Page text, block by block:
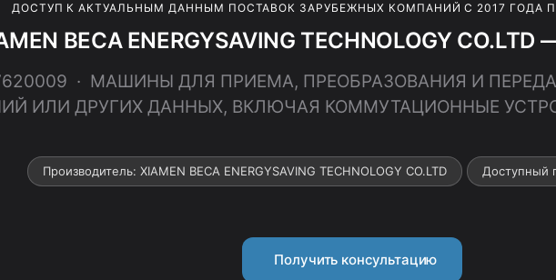
ДОСТУП К АКТУАЛЬНЫМ ДАННЫМ ПОСТАВОК ЗАРУБЕЖНЫХ КОМПАНИЙ С 2017 ГОДА
BECA ENERGYSAVING TECHNOLOGY
· МАШИНЫ ДЛЯ ПРИЕМА, ПРЕОБРАЗОВАНИЯ И
ИЛИ ДРУГИХ ДАННЫХ, ВКЛЮЧАЯ КОММУТАЦИОННЫЕ
Производитель: XIAMEN BECA ENERGYSAVING TECHNOLOGY CO.LTD Доступный
Получить консультацию